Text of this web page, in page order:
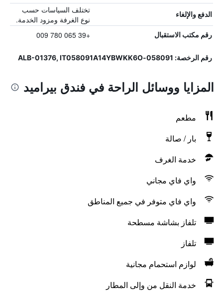
الدفع والإلغاء
تختلف السياسات حسب
نوع الغرفة ومزود الخدمة.
رقم مكتب الاستقبال +39 065 780 009
رقم الرخصة: 058091-ALB-01376, IT058091A14YBWKK6O
المزايا ووسائل الراحة في فندق بيراميد
مطعم
بار / صالة
خدمة الغرف
واي فاي مجاني
واي فاي متوفر في جميع المناطق
تلفاز بشاشة مسطحة
تلفاز
لوازم استحمام مجانية
خدمة النقل من وإلى المطار